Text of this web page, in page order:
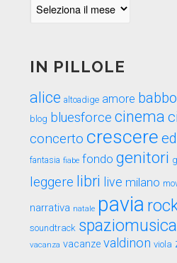
IN PILLOLE
alice altoadige amore babbo
blog bluesforce cinema
concerto crescere
fantasia fiabe fondo genitori
leggere libri live milano
narrativa natale pavia
soundtrack spaziomusica
vacanza vacanze valdinon viola